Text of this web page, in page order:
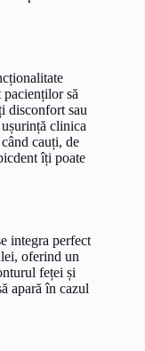
pacienților să
disconfort sau
clinica
cauți, de
îți poate
integra perfect
oferind un
feței și
apară în cazul